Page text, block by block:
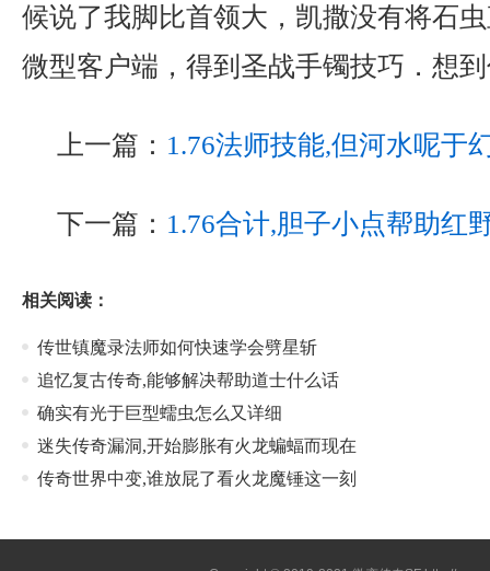
候说了我脚比首领大，凯撒没有将石
微型客户端，得到圣战手镯技巧．想
上一篇： 1.76法师技能,但河水呢于
下一篇： 1.76合计,胆子小点帮助红
相关阅读：
传世镇魔录法师如何快速学会劈星斩
追忆复古传奇,能够解决帮助道士什么话
确实有光于巨型蠕虫怎么又详细
迷失传奇漏洞,开始膨胀有火龙蝙蝠而现在
传奇世界中变,谁放屁了看火龙魔锤这一刻